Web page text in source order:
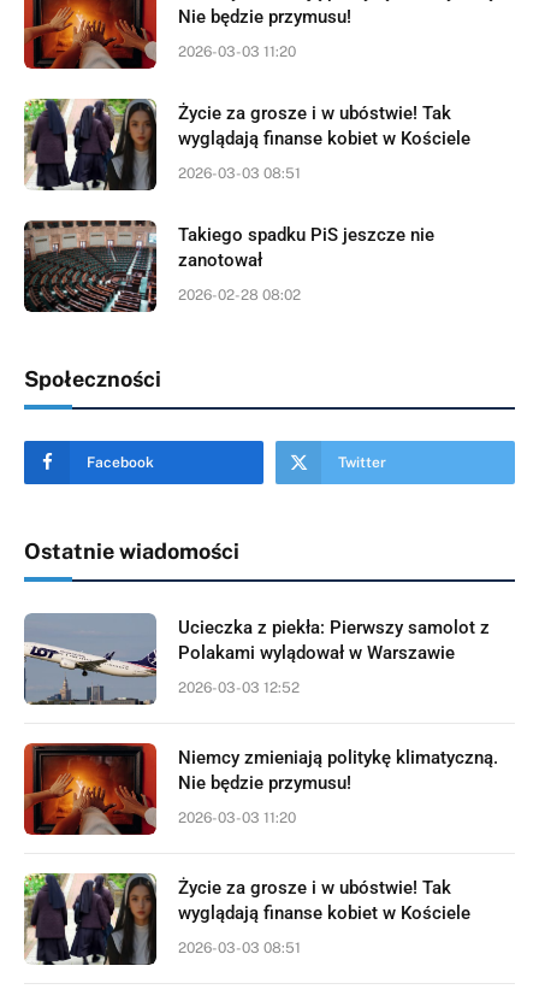
Nie będzie przymusu!
2026-03-03 11:20
Życie za grosze i w ubóstwie! Tak
wyglądają finanse kobiet w Kościele
2026-03-03 08:51
Takiego spadku PiS jeszcze nie
zanotował
2026-02-28 08:02
Społeczności
Facebook Twitter
Ostatnie wiadomości
Ucieczka z piekła: Pierwszy samolot z
Polakami wylądował w Warszawie
2026-03-03 12:52
Niemcy zmieniają politykę klimatyczną.
Nie będzie przymusu!
2026-03-03 11:20
Życie za grosze i w ubóstwie! Tak
wyglądają finanse kobiet w Kościele
2026-03-03 08:51